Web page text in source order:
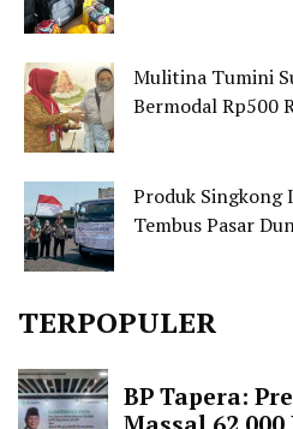
Mulitina Tumini
Bermodal Rp500
Produk Singkong
Tembus Pasar
TERPOPULER